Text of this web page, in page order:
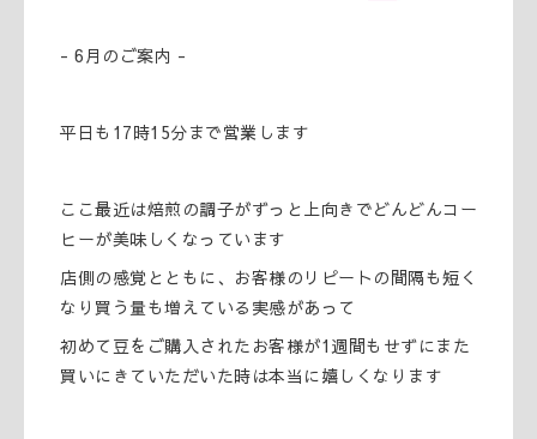
- 6月のご案内 -
平日も17時15分まで営業します
ここ最近は焙煎の調子がずっと上向きでどんどんコー
ヒーが美味しくなっています
店側の感覚とともに、お客様のリピートの間隔も短く
なり買う量も増えている実感があって
初めて豆をご購入されたお客様が1週間もせずにまた
買いにきていただいた時は本当に嬉しくなります